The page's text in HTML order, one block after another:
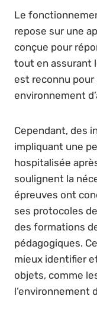
Le
repose sur une
conçue pour
tout en assurant
est reconnu pour
environnement
Cependant, des
impliquant une
hospitalisée
soulignent la
épreuves ont
ses protocoles
des formations
pédagogiques.
mieux identifier
objets, comme
l’environnement